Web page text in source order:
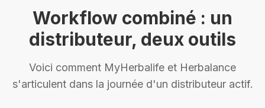
Workflow combiné : un
distributeur, deux outils
Voici comment MyHerbalife et Herbalance
s'articulent dans la journée d'un distributeur actif.